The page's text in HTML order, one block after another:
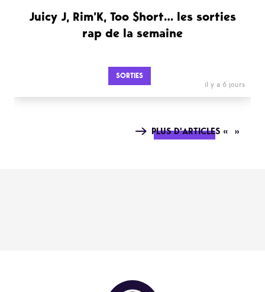
Juicy J, Rim’K, Too $hort… les sorties
rap de la semaine
SORTIES
il y a 6 jours
PLUS D'ARTICLES « »